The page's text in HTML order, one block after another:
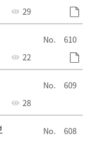
29
610
22
609
28
608